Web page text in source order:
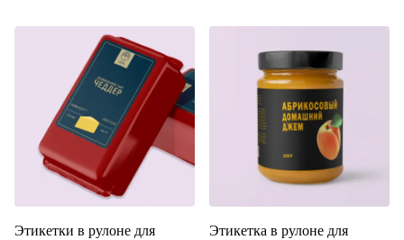
Этикетки в рулоне для
Этикетка в рулоне для